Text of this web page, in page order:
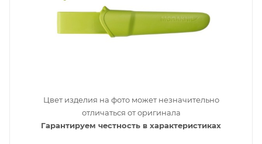
Цвет изделия на фото может незначительно
отличаться от оригинала
Гарантируем честность в характеристиках